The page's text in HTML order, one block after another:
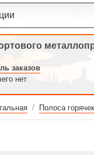
заказов
нет
/ Полоса